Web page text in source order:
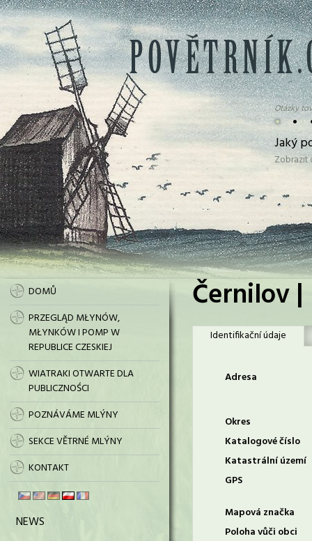
• •
Otázky
Jaký
DOMŮ
PRZEGLĄD MŁYNÓW,
MŁYNKÓW I POMP W
REPUBLICE CZESKIEJ
WIATRAKI OTWARTE DLA
PUBLICZNOŚCI
POZNÁVÁME MLÝNY
SEKCE VĚTRNÉ MLÝNY
KONTAKT
NEWS
Černilov
Identifikační údaje
Adresa
Okres
Katalogové číslo
Katastrální území
GPS
Mapová značka
Poloha vůči obci